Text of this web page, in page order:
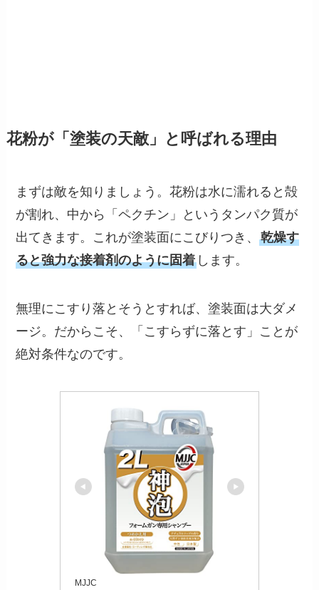
花粉が「塗装の天敵」と呼ばれる理由
まずは敵を知りましょう。花粉は水に濡れると殻
が割れ、中から「ペクチン」というタンパク質が
出てきます。これが塗装面にこびりつき、乾燥す
ると強力な接着剤のように固着 します。
無理にこすり落とそうとすれば、塗装面は大ダメ
ージ。だからこそ、「こすらずに落とす」ことが
絶対条件なのです。
MJJC